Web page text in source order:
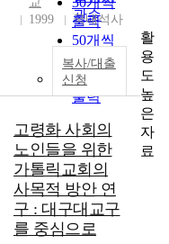
관순
출력
50개씩
출력
100개씩
출력
1999
국내석사
복사/대출
신청
고령화 사회의
노인들을 위한
가톨릭교회의
사목적 방안 연
구 : 대구대교구
를 중심으로
활
용
도
높
은
자
료